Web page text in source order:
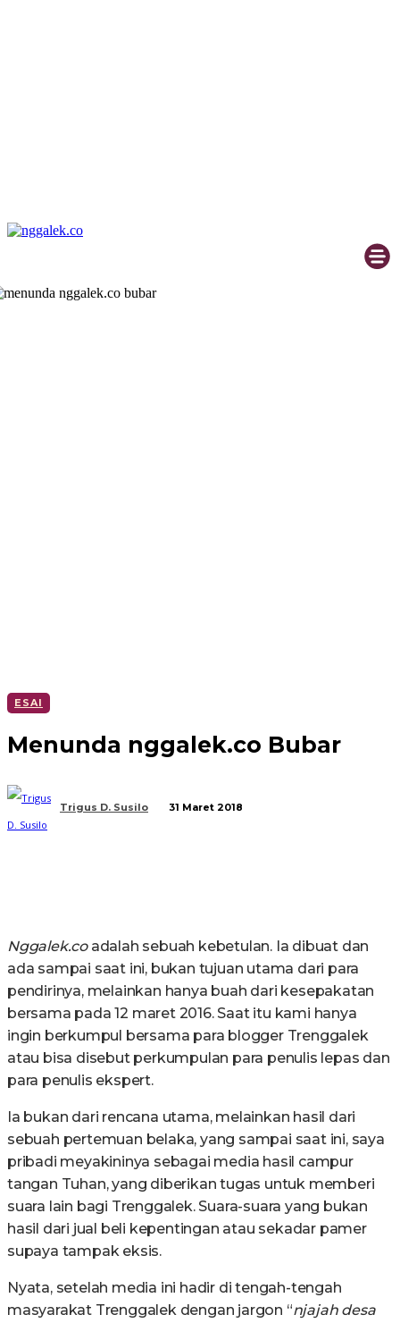
ESAI
Menunda nggalek.co Bubar
Trigus D. Susilo 31 Maret 2018
Nggalek.coadalah sebuah kebetulan. Ia dibuat dan
ada sampai saat ini, bukan tujuan utama dari para
pendirinya, melainkan hanya buah dari kesepakatan
bersama pada 12 maret 2016. Saat itu kami hanya
ingin berkumpul bersama para blogger Trenggalek
atau bisa disebut perkumpulan para penulis lepas dan
para penulis ekspert.
Ia bukan dari rencana utama, melainkan hasil dari
sebuah pertemuan belaka, yang sampai saat ini, saya
pribadi meyakininya sebagai media hasil campur
tangan Tuhan, yang diberikan tugas untuk memberi
suara lain bagi Trenggalek. Suara-suara yang bukan
hasil dari jual beli kepentingan atau sekadar pamer
supaya tampak eksis.
Nyata, setelah media ini hadir di tengah-tengah
masyarakat Trenggalek dengan jargon “njajah desa